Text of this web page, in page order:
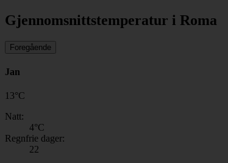
Gjennomsnittstemperatur i Roma
Foregående
Jan
13°C
Natt:
4°C
Regnfrie dager:
22